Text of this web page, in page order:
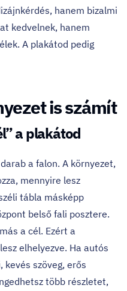
hanem bizalmi
kedvelnek, hanem
A plakátod pedig
is számít
a plakátod
a falon. A környezet,
mennyire lesz
tábla másképp
belső fali posztere.
a cél. Ezért a
elhelyezve. Ha autós
kevés szöveg, erős
több részletet,